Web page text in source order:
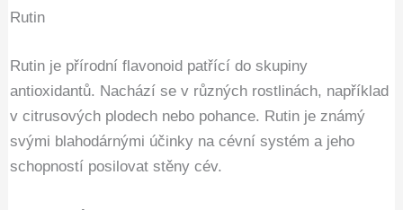
Rutin
Rutin je přírodní flavonoid patřící do skupiny
antioxidantů. Nachází se v různých rostlinách, například
v citrusových plodech nebo pohance. Rutin je známý
svými blahodárnými účinky na cévní systém a jeho
schopností posilovat stěny cév.